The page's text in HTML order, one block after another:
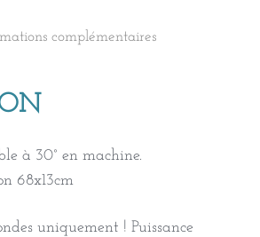
complémentaires
à 30° en machine.
68x13cm
uniquement ! Puissance